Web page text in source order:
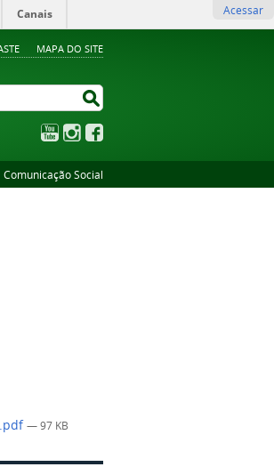
MAPA DO SITE
Canais Acessar
YouTubeInstagram
Comunicação Social
— 97 KB